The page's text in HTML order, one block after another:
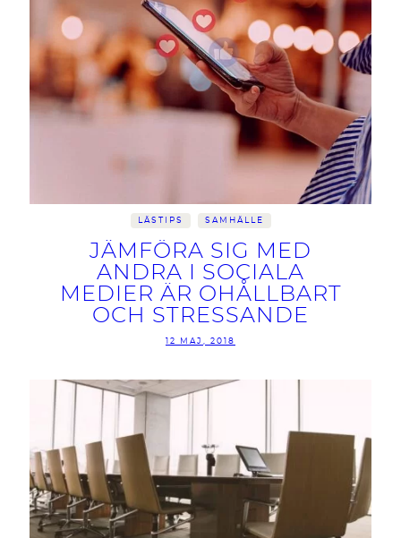
LÄSTIPS SAMHÄLLE
JÄMFÖRA SIG MED
ANDRA I SOCIALA
MEDIER ÄR OHÅLLBART
OCH STRESSANDE
12 MAJ, 2018